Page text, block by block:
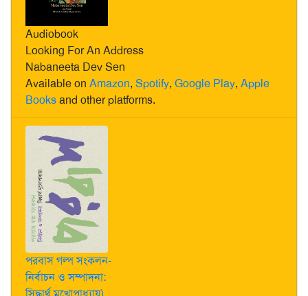
Audiobook
Looking For An Address
Nabaneeta Dev Sen
Available on Amazon, Spotify, Google Play, Apple
Booksand other platforms.
পরবাস গল্প সংকলন-
নির্বাচন ও সম্পাদনা: